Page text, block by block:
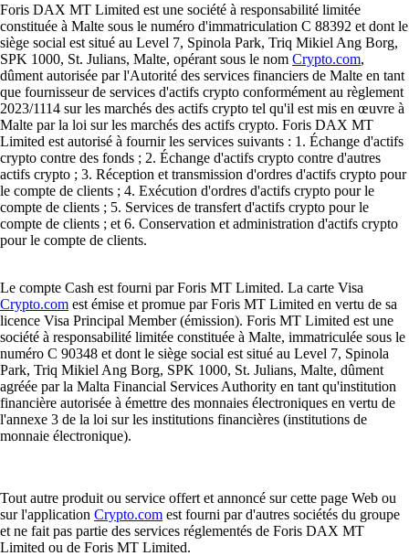
Foris DAX MT Limited est une société à responsabilité limitée
constituée à Malte sous le numéro d'immatriculation C 88392 et dont le
siège social est situé au Level 7, Spinola Park, Triq Mikiel Ang Borg,
SPK 1000, St. Julians, Malte, opérant sous le nom Crypto.com,
dûment autorisée par l'Autorité des services financiers de Malte en tant
que fournisseur de services d'actifs crypto conformément au règlement
2023/1114 sur les marchés des actifs crypto tel qu'il est mis en œuvre à
Malte par la loi sur les marchés des actifs crypto. Foris DAX MT
Limited est autorisé à fournir les services suivants : 1. Échange d'actifs
crypto contre des fonds ; 2. Échange d'actifs crypto contre d'autres
actifs crypto ; 3. Réception et transmission d'ordres d'actifs crypto pour
le compte de clients ; 4. Exécution d'ordres d'actifs crypto pour le
compte de clients ; 5. Services de transfert d'actifs crypto pour le
compte de clients ; et 6. Conservation et administration d'actifs crypto
pour le compte de clients.
Le compte Cash est fourni par Foris MT Limited. La carte Visa
Crypto.com est émise et promue par Foris MT Limited en vertu de sa
licence Visa Principal Member (émission). Foris MT Limited est une
société à responsabilité limitée constituée à Malte, immatriculée sous le
numéro C 90348 et dont le siège social est situé au Level 7, Spinola
Park, Triq Mikiel Ang Borg, SPK 1000, St. Julians, Malte, dûment
agréée par la Malta Financial Services Authority en tant qu'institution
financière autorisée à émettre des monnaies électroniques en vertu de
l'annexe 3 de la loi sur les institutions financières (institutions de
monnaie électronique).
Tout autre produit ou service offert et annoncé sur cette page Web ou
sur l'application Crypto.com est fourni par d'autres sociétés du groupe
et ne fait pas partie des services réglementés de Foris DAX MT
Limited ou de Foris MT Limited.